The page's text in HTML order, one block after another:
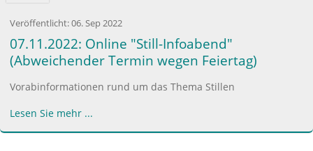
Veröffentlicht:06. Sep 2022
07.11.2022: Online "Still-Infoabend"
(Abweichender Termin wegen Feiertag)
Vorabinformationen rund um das Thema Stillen
Lesen Sie mehr ...